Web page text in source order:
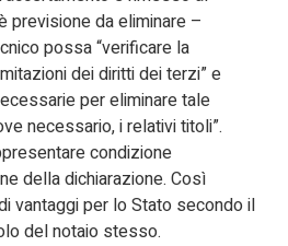
previsione da eliminare –
possa “verificare la
dei diritti dei terzi” e
per eliminare tale
necessario, i relativi titoli”.
condizione
della dichiarazione. Così
vantaggi per lo Stato secondo il
del notaio stesso.